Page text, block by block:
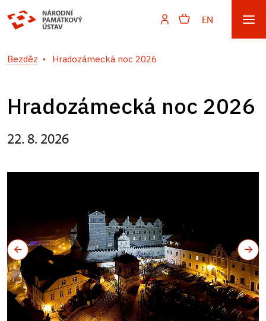
EN
Bezděz Hradozámecká noc 2026
Hradozámecká noc 2026
22. 8. 2026